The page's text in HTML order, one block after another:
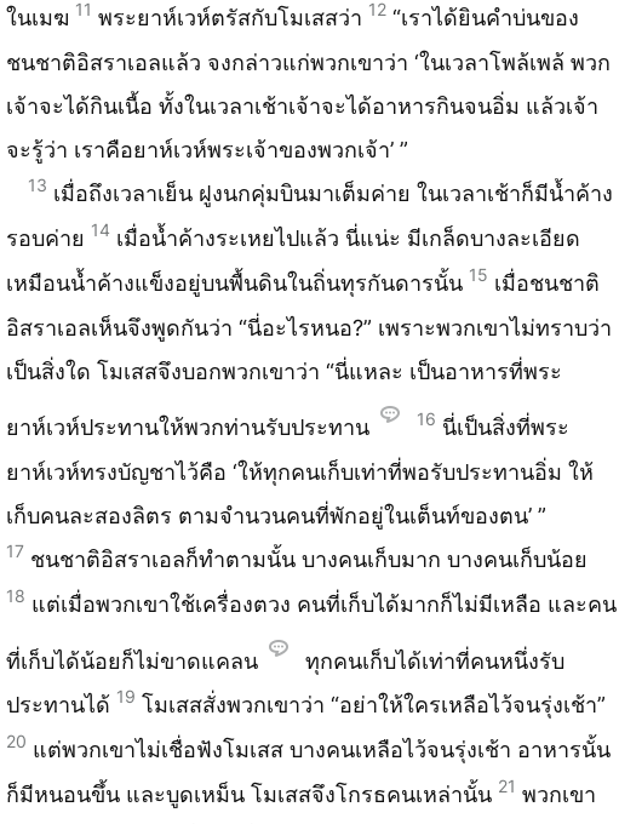
ในเมฆ 11 พระยาห์เวห์ตรัสกับโมเสสว่า 12 “เราได้ยินคำบ่นของ
ชนชาติอิสราเอลแล้ว จงกล่าวแก่พวกเขาว่า ‘ในเวลาโพล้เพล้ พวก
เจ้าจะได้กินเนื้อ ทั้งในเวลาเช้าเจ้าจะได้อาหารกินจนอิ่ม แล้วเจ้า
จะรู้ว่า เราคือยาห์เวห์พระเจ้าของพวกเจ้า’ ”
13 เมื่อถึงเวลาเย็น ฝูงนกคุ่มบินมาเต็มค่าย ในเวลาเช้าก็มีน้ำค้าง
รอบค่าย 14 เมื่อน้ำค้างระเหยไปแล้ว นี่แน่ะ มีเกล็ดบางละเอียด
เหมือนน้ำค้างแข็งอยู่บนพื้นดินในถิ่นทุรกันดารนั้น 15 เมื่อชนชาติ
อิสราเอลเห็นจึงพูดกันว่า “นี่อะไรหนอ?” เพราะพวกเขาไม่ทราบว่า
เป็นสิ่งใด โมเสสจึงบอกพวกเขาว่า “นี่แหละ เป็นอาหารที่พระ
ยาห์เวห์ประทานให้พวกท่านรับประทาน 16 นี่เป็นสิ่งที่พระ
ยาห์เวห์ทรงบัญชาไว้คือ ‘ให้ทุกคนเก็บเท่าที่พอรับประทานอิ่ม ให้
เก็บคนละสองลิตร ตามจำนวนคนที่พักอยู่ในเต็นท์ของตน’ ”
17 ชนชาติอิสราเอลก็ทำตามนั้น บางคนเก็บมาก บางคนเก็บน้อย
18 แต่เมื่อพวกเขาใช้เครื่องตวง คนที่เก็บได้มากก็ไม่มีเหลือ และคน
ที่เก็บได้น้อยก็ไม่ขาดแคลน
ทุกคนเก็บได้เท่าที่คนหนึ่งรับ
ประทานได้ 19 โมเสสสั่งพวกเขาว่า “อย่าให้ใครเหลือไว้จนรุ่งเช้า”
20 แต่พวกเขาไม่เชื่อฟังโมเสส บางคนเหลือไว้จนรุ่งเช้า อาหารนั้น
ก็มีหนอนขึ้น และบูดเหม็น โมเสสจึงโกรธคนเหล่านั้น 21 พวกเขา